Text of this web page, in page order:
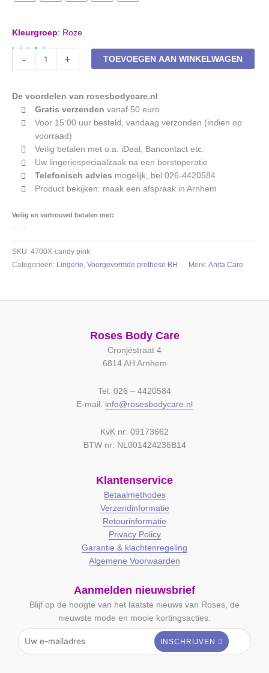
Kleurgroep: Roze
-
Anita
Essential
Lace
4700X
candy
pink
aantal
+ TOEVOEGEN AAN WINKELWAGEN
De voordelen van rosesbodycare.nl
Gratis verzenden vanaf 50 euro
Voor 15:00 uur besteld, vandaag verzonden (indien op
voorraad)
Veilig betalen met o.a. iDeal, Bancontact etc.
Uw lingeriespeciaalzaak na een borstoperatie
Telefonisch advies mogelijk, bel 026-4420584
Product bekijken: maak een afspraak in Arnhem
Veilig en vertrouwd betalen met:
SKU: 4700X-candy pink
Categorieën: Lingerie, Voorgevormde prothese BH Merk: Anita Care
Roses Body Care
Cronjéstraat 4
6814 AH Arnhem
Tel: 026 – 4420584
E-mail: info@rosesbodycare.nl
KvK nr: 09173662
BTW nr: NL001424236B14
Klantenservice
Betaalmethodes
Verzendinformatie
Retourinformatie
Privacy Policy
Garantie & klachtenregeling
Algemene Voorwaarden
Aanmelden nieuwsbrief
Blijf op de hoogte van het laatste nieuws van Roses, de
nieuwste mode en mooie kortingsacties.